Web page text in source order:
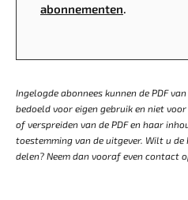
abonnementen
Ingelogde abonnees kunnen de PDF
bedoeld voor eigen gebruik en niet
of verspreiden van de PDF en haar
toestemming van de uitgever. Wilt u de
delen? Neem dan vooraf even contact